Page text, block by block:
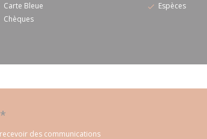
Carte Bleue
Espèces
Chèques
*
des communications